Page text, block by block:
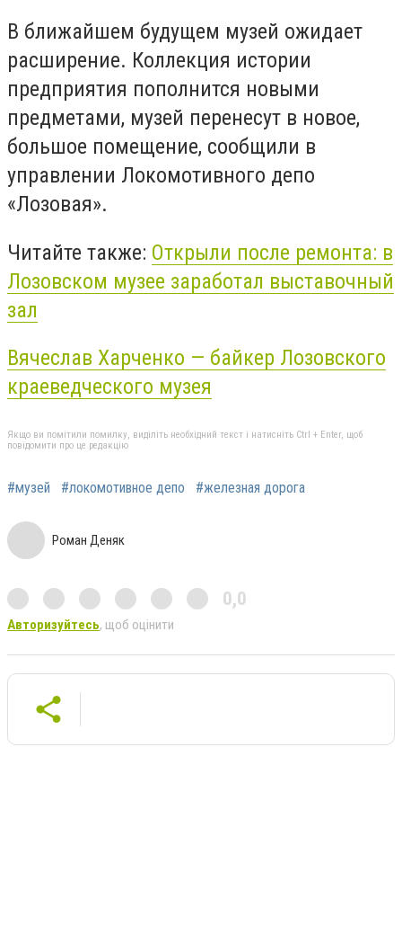
В ближайшем будущем музей ожидает
расширение. Коллекция истории
предприятия пополнится новыми
предметами, музей перенесут в новое,
большое помещение, сообщили в
управлении Локомотивного депо
«Лозовая».
Читайте также: Открыли после ремонта: в
Лозовском музее заработал выставочный
зал
Вячеслав Харченко — байкер Лозовского
краеведческого музея
Якщо ви помітили помилку, виділіть необхідний текст і натисніть Ctrl + Enter, щоб
повідомити про це редакцію
#музей #локомотивное депо #железная дорога
Роман Деняк
0,0
Авторизуйтесь, щоб оцінити